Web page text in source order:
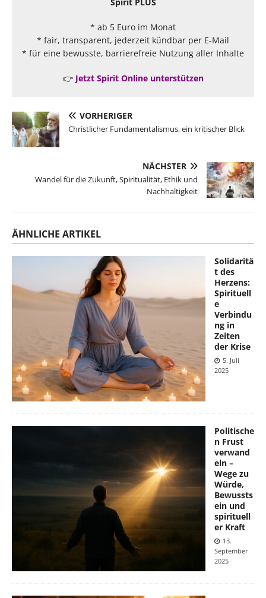
* ab 5 Euro im Monat
* fair, transparent, jederzeit kündbar per E-Mail
* für eine bewusste, barrierefreie Nutzung aller Inhalte
👉 Jetzt Spirit Online unterstützen
VORHERIGER
Christlicher Fundamentalismus, ein kritischer Blick
NÄCHSTER
Wandel für die Zukunft, Spiritualität, Ethik und
Nachhaltigkeit
ÄHNLICHE ARTIKEL
Solidaritä
t des
Herzens:
Spirituell
e
Verbindu
ng in
Zeiten
der Krise
5. Juli
2025
Politische
n Frust
verwand
eln –
Wege zu
Würde,
Bewussts
ein und
spirituell
er Kraft
13.
September
2025